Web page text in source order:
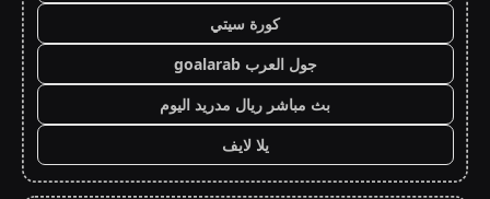
كورة سيتي
جول العرب goalarab
بث مباشر ريال مدريد اليوم
يلا لايف